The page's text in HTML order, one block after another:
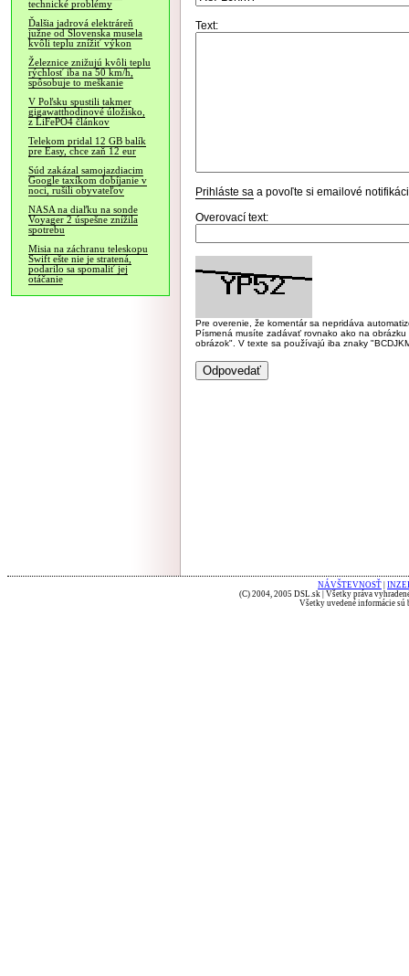
technické problémy
Ďalšia jadrová elektráreň
južne od Slovenska musela
kvôli teplu znížiť výkon
Železnice znižujú kvôli teplu
rýchlosť iba na 50 km/h,
spôsobuje to meškanie
V Poľsku spustili takmer
gigawatthodinové úložisko,
z LiFePO4 článkov
Telekom pridal 12 GB balík
pre Easy, chce zaň 12 eur
Súd zakázal samojazdiacim
Google taxíkom dobíjanie v
noci, rušili obyvateľov
NASA na diaľku na sonde
Voyager 2 úspešne znížila
spotrebu
Misia na záchranu teleskopu
Swift ešte nie je stratená,
podarilo sa spomaliť jej
otáčanie
Text:
Prihláste sa a povoľte si emailové
Overovací text:
Pre overenie, že komentár sa nepridáva
Písmená musíte zadávať rovnako ako na
obrázok". V texte sa používajú iba znaky
NÁVŠTEVNOSŤ
(C) 2004, 2005 DSL.sk | Všetky práva
Všetky uvedené informácie sú